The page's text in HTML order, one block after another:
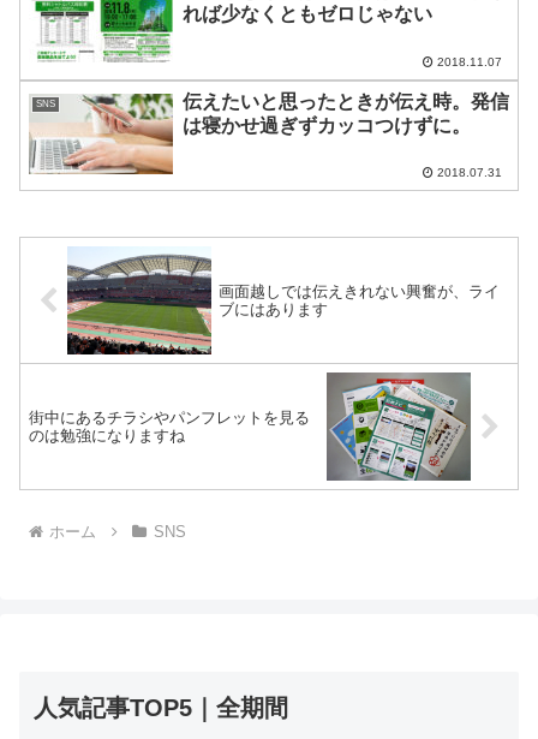
れば少なくともゼロじゃない
2018.11.07
SNS
伝えたいと思ったときが伝え時。発信
は寝かせ過ぎずカッコつけずに。
2018.07.31
画面越しでは伝えきれない興奮が、ライ
ブにはあります
街中にあるチラシやパンフレットを見る
のは勉強になりますね
ホーム SNS
人気記事TOP5｜全期間